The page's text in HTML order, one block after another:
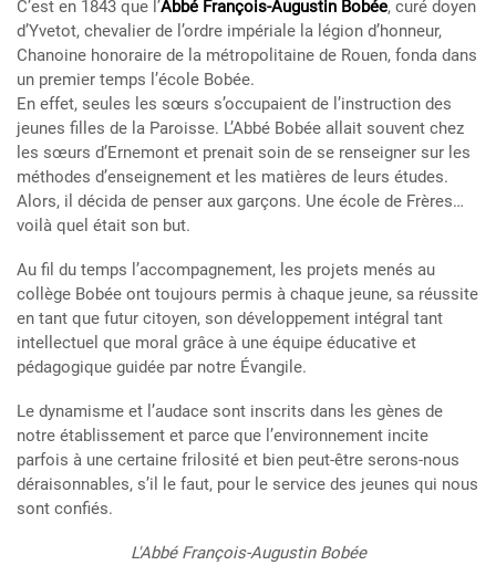
C’est en 1843 que l’Abbé François-Augustin Bobée, curé doyen
d’Yvetot, chevalier de l’ordre impériale la légion d’honneur,
Chanoine honoraire de la métropolitaine de Rouen, fonda dans
un premier temps l’école Bobée.
En effet, seules les sœurs s’occupaient de l’instruction des
jeunes filles de la Paroisse. L’Abbé Bobée allait souvent chez
les sœurs d’Ernemont et prenait soin de se renseigner sur les
méthodes d’enseignement et les matières de leurs études.
Alors, il décida de penser aux garçons. Une école de Frères…
voilà quel était son but.
Au fil du temps l’accompagnement, les projets menés au
collège Bobée ont toujours permis à chaque jeune, sa réussite
en tant que futur citoyen, son développement intégral tant
intellectuel que moral grâce à une équipe éducative et
pédagogique guidée par notre Évangile.
Le dynamisme et l’audace sont inscrits dans les gènes de
notre établissement et parce que l’environnement incite
parfois à une certaine frilosité et bien peut-être serons-nous
déraisonnables, s’il le faut, pour le service des jeunes qui nous
sont confiés.
L'Abbé François-Augustin Bobée